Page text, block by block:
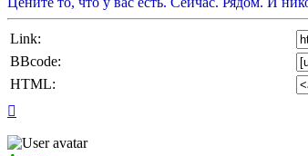
Link:
BBcode:
HTML: